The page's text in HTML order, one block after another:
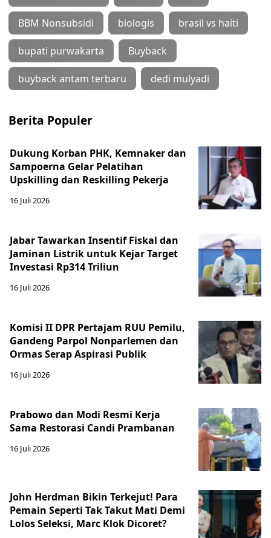
BBM Nonsubsidi biologis brasil vs haiti
bupati purwakarta Buyback
buyback antam terbaru dedi mulyadi
Berita Populer
Dukung Korban PHK, Kemnaker dan
Sampoerna Gelar Pelatihan
Upskilling dan Reskilling Pekerja
16 Juli 2026
Jabar Tawarkan Insentif Fiskal dan
Jaminan Listrik untuk Kejar Target
Investasi Rp314 Triliun
16 Juli 2026
Komisi II DPR Pertajam RUU Pemilu,
Gandeng Parpol Nonparlemen dan
Ormas Serap Aspirasi Publik
16 Juli 2026
Prabowo dan Modi Resmi Kerja
Sama Restorasi Candi Prambanan
16 Juli 2026
John Herdman Bikin Terkejut! Para
Pemain Seperti Tak Takut Mati Demi
Lolos Seleksi, Marc Klok Dicoret?